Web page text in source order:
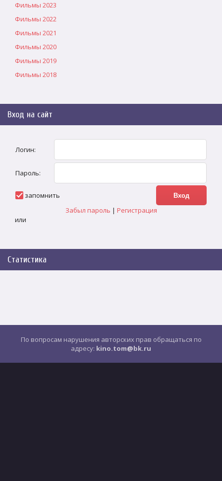
Фильмы 2023
Фильмы 2022
Фильмы 2021
Фильмы 2020
Фильмы 2019
Фильмы 2018
Вход на сайт
Логин:
Пароль:
запомнить
Забыл пароль | Регистрация
или
Статистика
По вопросам нарушения авторских прав обращаться по
адресу: kino.tom@bk.ru